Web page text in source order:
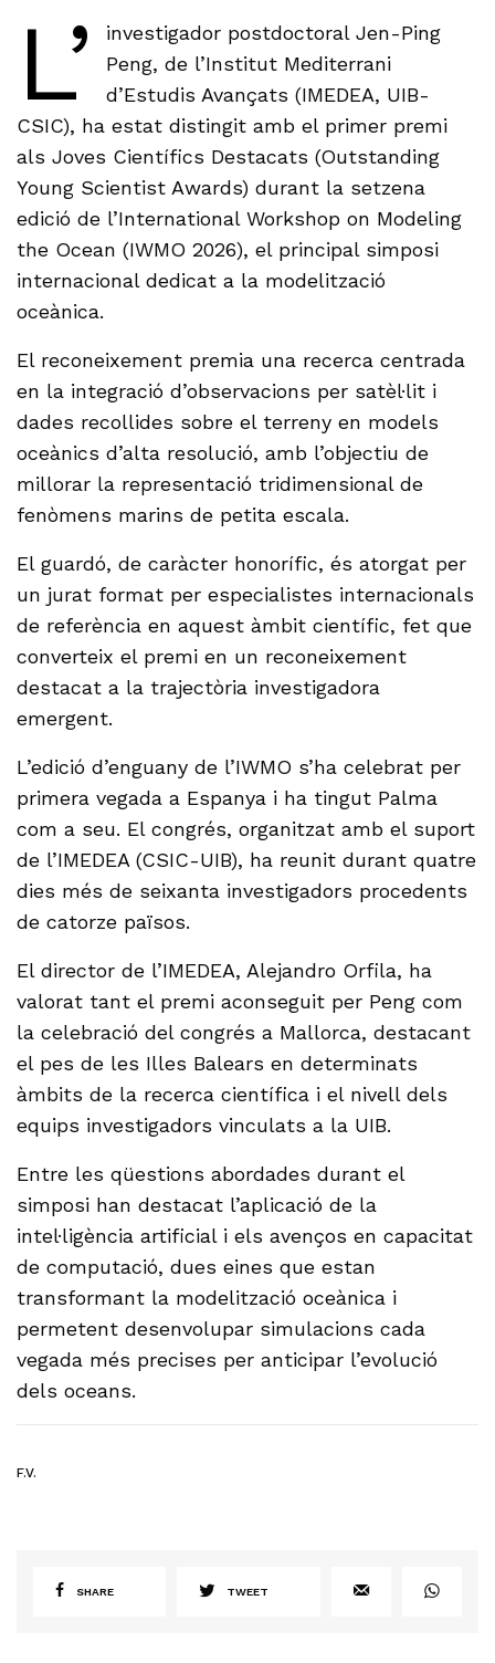
L’
investigador postdoctoral Jen-Ping
Peng, de l’Institut Mediterrani
d’Estudis Avançats (IMEDEA, UIB-
CSIC), ha estat distingit amb el primer premi
als Joves Científics Destacats (Outstanding
Young Scientist Awards) durant la setzena
edició de l’International Workshop on Modeling
the Ocean (IWMO 2026), el principal simposi
internacional dedicat a la modelització
oceànica.
El reconeixement premia una recerca centrada
en la integració d’observacions per satèl·lit i
dades recollides sobre el terreny en models
oceànics d’alta resolució, amb l’objectiu de
millorar la representació tridimensional de
fenòmens marins de petita escala.
El guardó, de caràcter honorífic, és atorgat per
un jurat format per especialistes internacionals
de referència en aquest àmbit científic, fet que
converteix el premi en un reconeixement
destacat a la trajectòria investigadora
emergent.
L’edició d’enguany de l’IWMO s’ha celebrat per
primera vegada a Espanya i ha tingut Palma
com a seu. El congrés, organitzat amb el suport
de l’IMEDEA (CSIC-UIB), ha reunit durant quatre
dies més de seixanta investigadors procedents
de catorze països.
El director de l’IMEDEA, Alejandro Orfila, ha
valorat tant el premi aconseguit per Peng com
la celebració del congrés a Mallorca, destacant
el pes de les Illes Balears en determinats
àmbits de la recerca científica i el nivell dels
equips investigadors vinculats a la UIB.
Entre les qüestions abordades durant el
simposi han destacat l’aplicació de la
intel·ligència artificial i els avenços en capacitat
de computació, dues eines que estan
transformant la modelització oceànica i
permetent desenvolupar simulacions cada
vegada més precises per anticipar l’evolució
dels oceans.
F.V.
SHARE TWEET